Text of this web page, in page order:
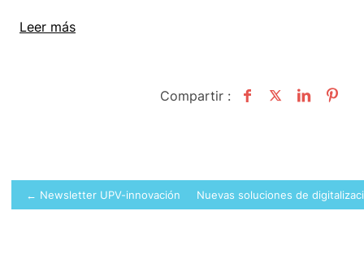
Leer más
Compartir :
Navegación
de
← Newsletter UPV-innovación Nuevas soluciones de